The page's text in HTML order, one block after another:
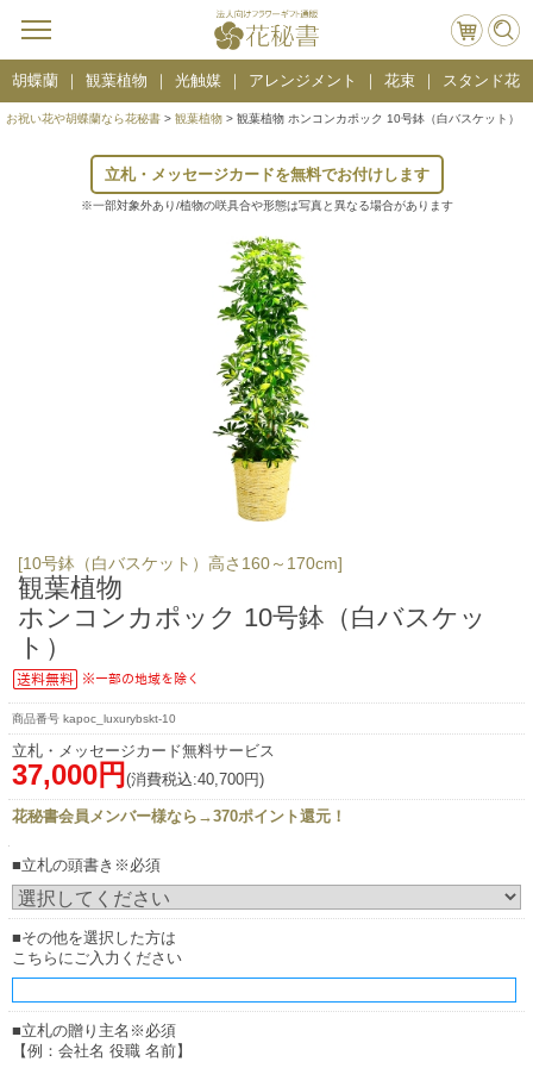
胡蝶蘭 観葉植物 光触媒 アレンジメント 花束 スタンド花
お祝い花や胡蝶蘭なら花秘書 > 観葉植物 > 観葉植物 ホンコンカポック 10号鉢（白バスケット）
立札・メッセージカードを無料でお付けします
※一部対象外あり/植物の咲具合や形態は写真と異なる場合があります
[10号鉢（白バスケット）高さ160～170cm]
観葉植物
ホンコンカポック 10号鉢（白バスケッ
ト）
kapoc_luxurybskt-10
立札・メッセージカード無料サービス
37,000円 (消費税込:40,700円)
花秘書会員メンバー様なら→370ポイント還元！
■立札の頭書き※必須
■その他を選択した方は
こちらにご入力ください
■立札の贈り主名※必須
【例：会社名 役職 名前】